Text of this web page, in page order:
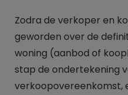
Zodra de verkoper en
geworden over de
woning (aanbod of
stap de ondertekening
verkoopovereenkomst,